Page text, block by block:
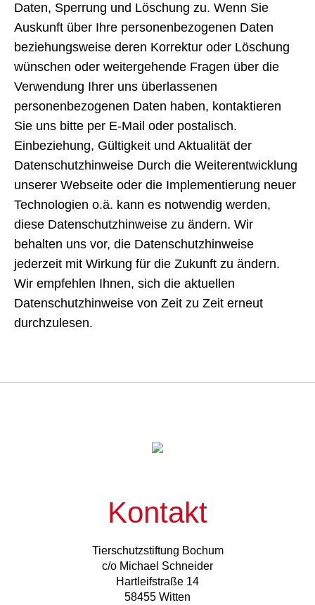
Daten, Sperrung und Löschung zu. Wenn Sie
Auskunft über Ihre personenbezogenen Daten
beziehungsweise deren Korrektur oder Löschung
wünschen oder weitergehende Fragen über die
Verwendung Ihrer uns überlassenen
personenbezogenen Daten haben, kontaktieren
Sie uns bitte per E-Mail oder postalisch.
Einbeziehung, Gültigkeit und Aktualität der
Datenschutzhinweise Durch die Weiterentwicklung
unserer Webseite oder die Implementierung neuer
Technologien o.ä. kann es notwendig werden,
diese Datenschutzhinweise zu ändern. Wir
behalten uns vor, die Datenschutzhinweise
jederzeit mit Wirkung für die Zukunft zu ändern.
Wir empfehlen Ihnen, sich die aktuellen
Datenschutzhinweise von Zeit zu Zeit erneut
durchzulesen.
Kontakt
Tierschutzstiftung Bochum
c/o Michael Schneider
Hartleifstraße 14
58455 Witten